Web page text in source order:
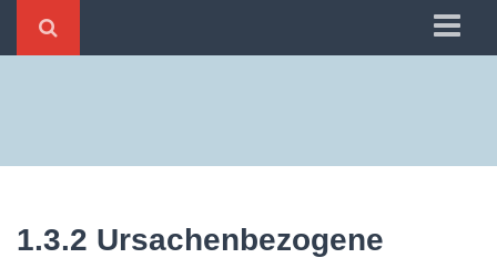
4 Soziales
1.3.2 Ursachenbezogene